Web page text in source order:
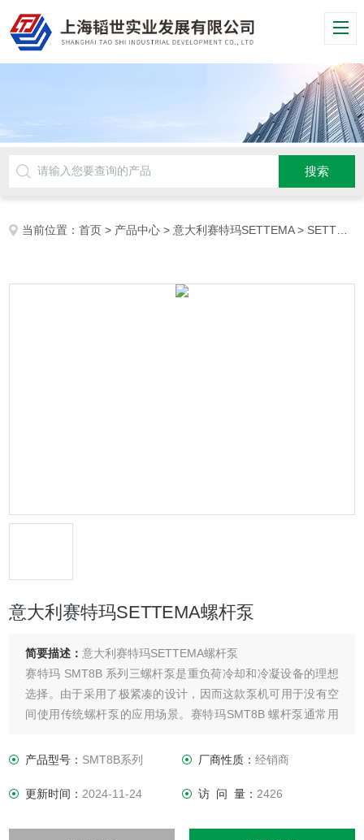
当前位置：首页 > 产品中心 >意大利赛特玛SETTEMA> SETTEMA泵
意大利赛特玛SETTEMA螺杆泵
简要描述：意大利赛特玛SETTEMA螺杆泵
赛特玛 SMT8B 系列三螺杆泵是重负荷冷却和冷凝设备的理想
选择。由于采用了极紧凑的设计，因而这款泵机可用于没有空
间使用传统螺杆泵的应用场景。赛特玛SMT8B 螺杆泵通常用
业。
产品型号： SMT8B系列 厂商性质： 经销商
更新时间：2024-11-24 访 问 量： 2426